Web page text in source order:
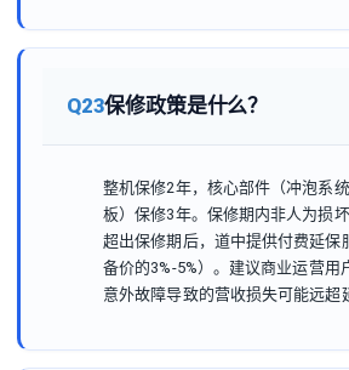
Q23保修政策是什么？
整机保修2年，核心部件（冲泡系
板）保修3年。保修期内非人为损
超出保修期后，道中提供付费延保
备价的3%-5%）。建议商业运营
意外故障导致的营收损失可能远超